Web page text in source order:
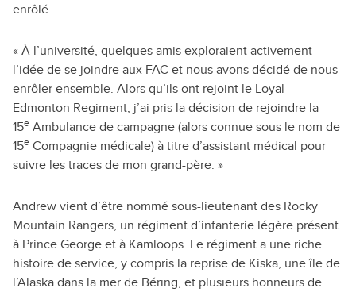
enrôlé.
« À l’université, quelques amis exploraient activement
l’idée de se joindre aux FAC et nous avons décidé de nous
enrôler ensemble. Alors qu’ils ont rejoint le Loyal
Edmonton Regiment, j’ai pris la décision de rejoindre la
15e Ambulance de campagne (alors connue sous le nom de
15e Compagnie médicale) à titre d’assistant médical pour
suivre les traces de mon grand-père. »
Andrew vient d’être nommé sous-lieutenant des Rocky
Mountain Rangers, un régiment d’infanterie légère présent
à Prince George et à Kamloops. Le régiment a une riche
histoire de service, y compris la reprise de Kiska, une île de
l’Alaska dans la mer de Béring, et plusieurs honneurs de